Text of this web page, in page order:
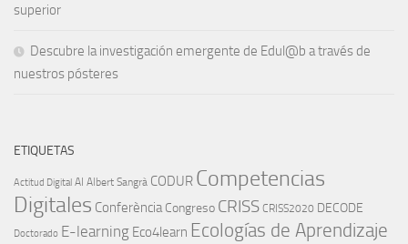
superior
Descubre la investigación emergente de Edul@b a través de
nuestros pósteres
ETIQUETAS
Actitud Digital AI Albert Sangrà CODUR Competencias
Digitales Conferència Congreso CRISS CRISS2020 DECODE
Doctorado E-learning Eco4learn Ecologías de Aprendizaje